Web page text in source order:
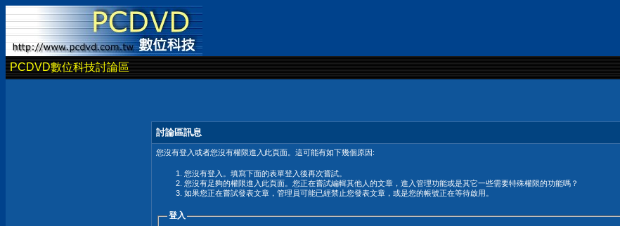
PCDVD數位科技討論區
討論區訊息
您沒有登入或者您沒有權限進入此頁面。這可能有如下幾個原因:
您沒有登入。填寫下面的表單登入後再次嘗試。
您沒有足夠的權限進入此頁面。您正在嘗試編輯其他人的文章，進入管理功能或是其它一些需要特殊權限的功能嗎？
如果您正在嘗試發表文章，管理員可能已經禁止您發表文章，或是您的帳號正在等待啟用。
登入